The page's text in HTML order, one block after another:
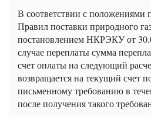
В соответствии с положениями
Правил поставки природного
постановлением НКРЭКУ от
случае переплаты сумма
счет оплаты на следующий
возвращается на текущий счет
письменному требованию в
после получения такого